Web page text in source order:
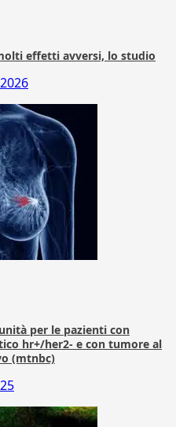
effetti avversi, lo studio
per le pazienti con
hr+/her2- e con tumore al
(mtnbc)